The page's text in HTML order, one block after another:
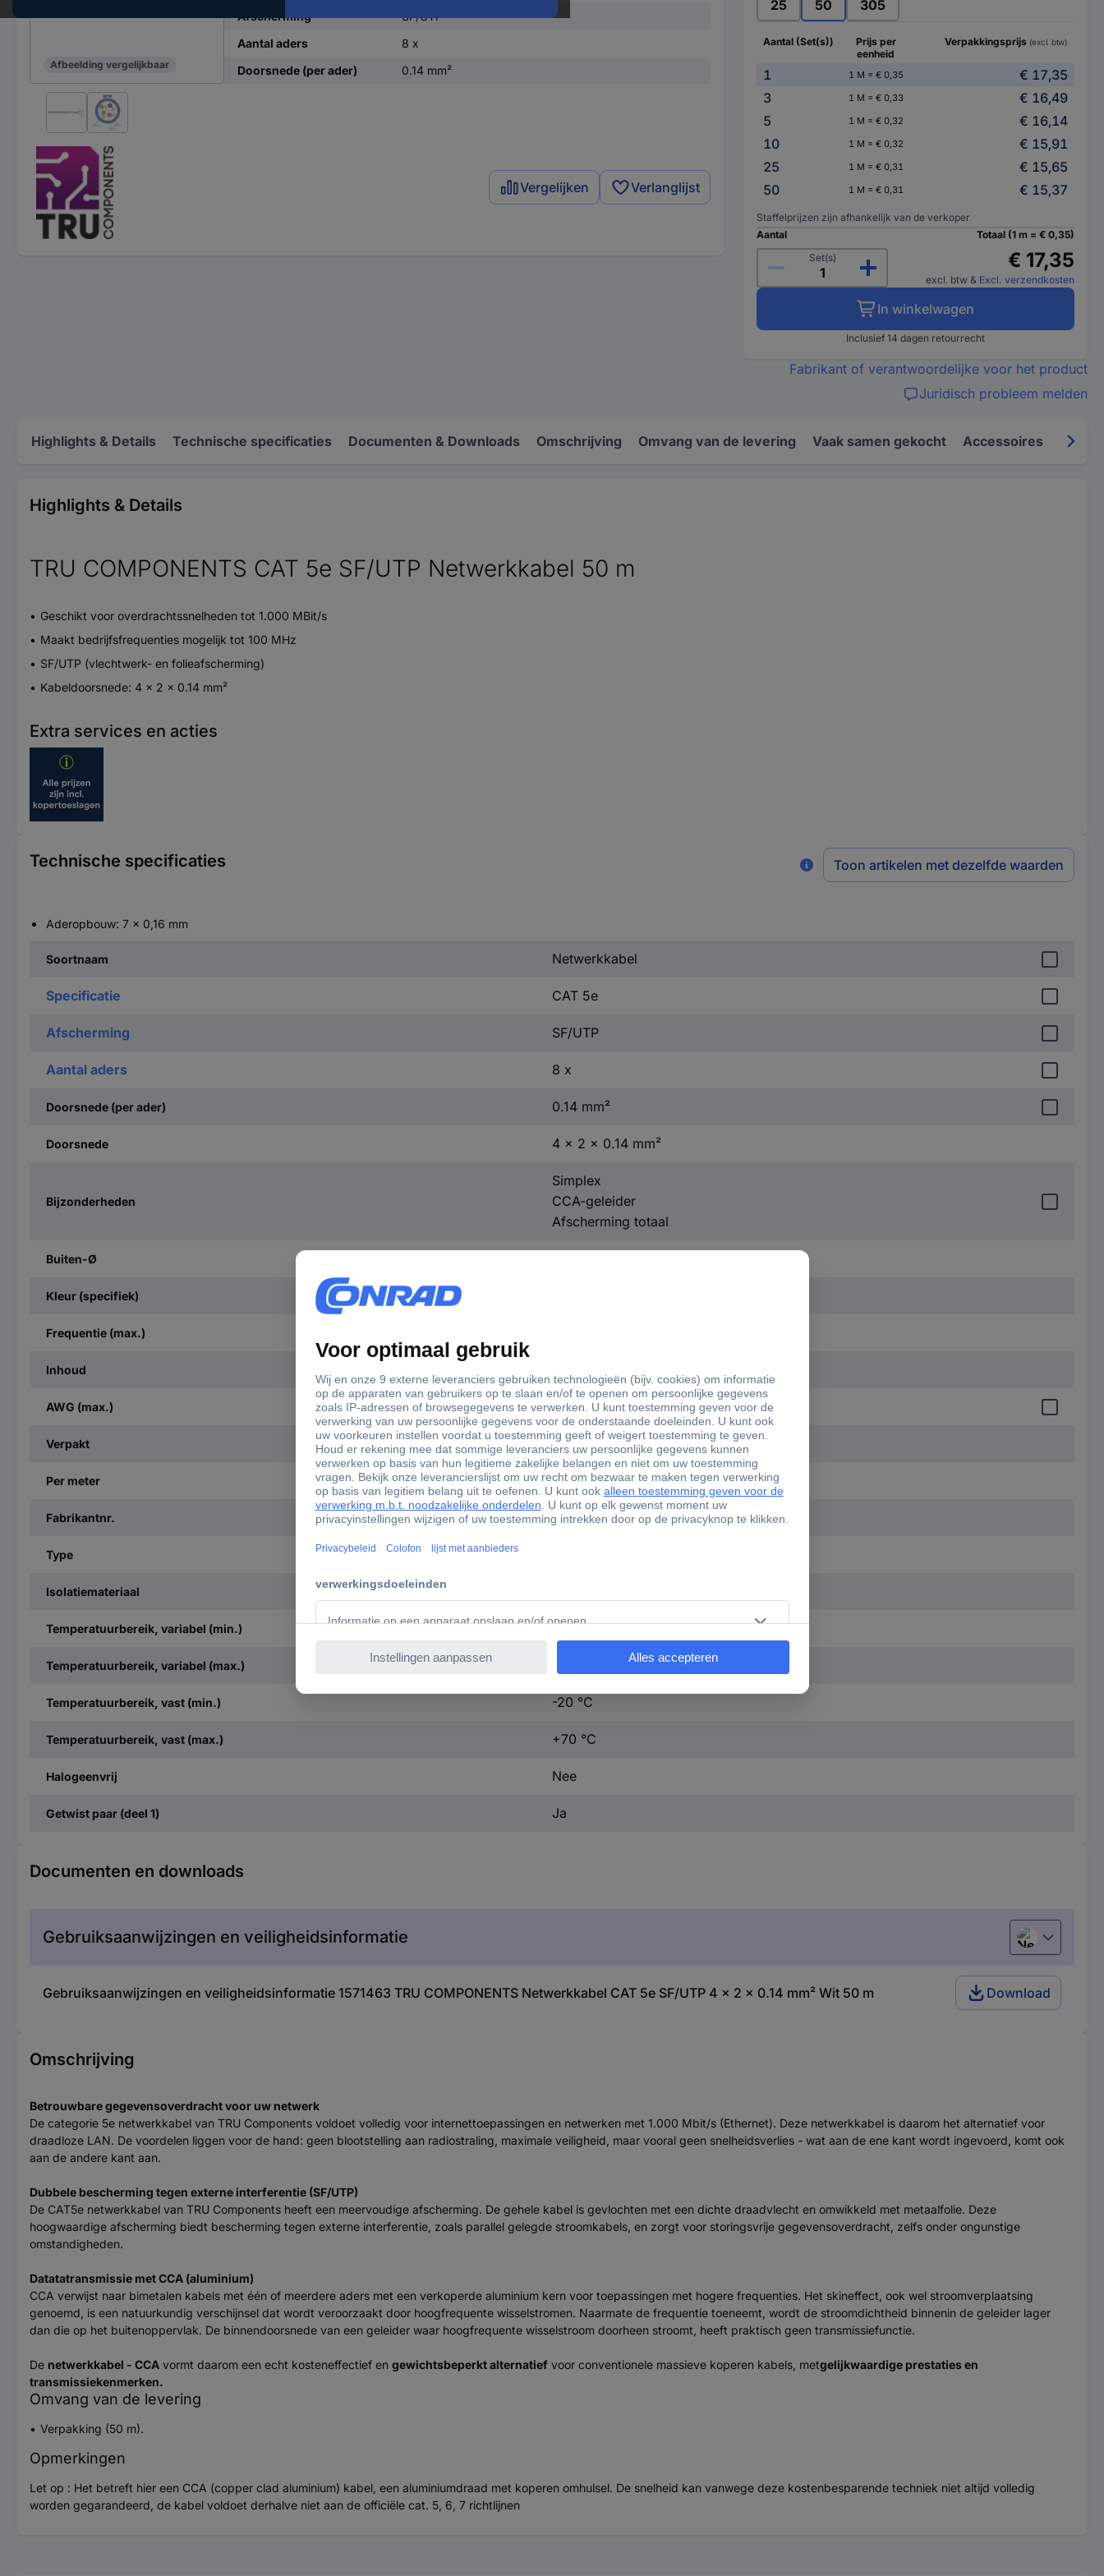
Afbeelding vergelijkbaar
Afscherming
SF/UTP
Aantal aders
8 x
Doorsnede (per ader)
0.14 mm²
Vergelijken Verlanglijst
25 50 305
Aantal (Set(s))
Prijs per
eenheid
Verpakkingsprijs (excl. btw)
1 1 M = € 0,35
€ 17,35
3
1 M = € 0,33
€ 16,49
5
1 M = € 0,32
€ 16,14
10
1 M = € 0,32
€ 15,91
25
1 M = € 0,31
€ 15,65
50
1 M = € 0,31 € 15,37
Staffelprijzen zijn afhankelijk van de verkoper
Aantal
Set(s)
Totaal (1 m = € 0,35)
€ 17,35
excl. btw & Excl. verzendkosten
In winkelwagen
Inclusief 14 dagen retourrecht
Fabrikant of verantwoordelijke voor het product
Juridisch probleem melden
Highlights & Details Technische specificaties Documenten & Downloads Omschrijving Omvang van de levering Vaak samen gekocht Accessoires
Highlights & Details
TRU COMPONENTS CAT 5e SF/UTP Netwerkkabel 50 m
Geschikt voor overdrachtssnelheden tot 1.000 MBit/s
Maakt bedrijfsfrequenties mogelijk tot 100 MHz
SF/UTP (vlechtwerk- en folieafscherming)
Kabeldoorsnede: 4 x 2 x 0.14 mm²
Extra services en acties
Technische specificaties Toon artikelen met dezelfde waarden
Aderopbouw: 7 x 0,16 mm
Soortnaam Netwerkkabel
Specificatie CAT 5e
Afscherming SF/UTP
Aantal aders 8 x
Doorsnede (per ader) 0.14 mm²
Doorsnede 4 x 2 x 0.14 mm²
Bijzonderheden
Simplex
CCA-geleider
Afscherming totaal
Buiten-Ø
Kleur (specifiek)
Frequentie (max.)
Inhoud
AWG (max.) 26
Verpakt Ja
Per meter Nee
Fabrikantnr. 1571463
Type
Isolatiemateriaal
Temperatuurbereik, variabel (min.) -20 °C
Temperatuurbereik, variabel (max.)
Temperatuurbereik, vast (min.) -20 °C
Temperatuurbereik, vast (max.) +70 °C
Halogeenvrij Nee
Getwist paar (deel 1) Ja
Documenten en downloads
Gebruiksaanwijzingen en veiligheidsinformatie Nederlands
Gebruiksaanwijzingen en veiligheidsinformatie 1571463 TRU COMPONENTS Netwerkkabel CAT 5e SF/UTP 4 x 2 x 0.14 mm² Wit 50 m Download
Omschrijving
Betrouwbare gegevensoverdracht voor uw netwerk
De categorie 5e netwerkkabel van TRU Components voldoet volledig voor internettoepassingen en netwerken met 1.000 Mbit/s (Ethernet). Deze netwerkkabel is daarom het alternatief voor
draadloze LAN. De voordelen liggen voor de hand: geen blootstelling aan radiostraling, maximale veiligheid, maar vooral geen snelheidsverlies - wat aan de ene kant wordt ingevoerd, komt ook
aan de andere kant aan.
Dubbele bescherming tegen externe interferentie (SF/UTP)
De CAT5e netwerkkabel van TRU Components heeft een meervoudige afscherming. De gehele kabel is gevlochten met een dichte draadvlecht en omwikkeld met metaalfolie. Deze
hoogwaardige afscherming biedt bescherming tegen externe interferentie, zoals parallel gelegde stroomkabels, en zorgt voor storingsvrije gegevensoverdracht, zelfs onder ongunstige
omstandigheden.
Datatatransmissie met CCA (aluminium)
CCA verwijst naar bimetalen kabels met één of meerdere aders met een verkoperde aluminium kern voor toepassingen met hogere frequenties. Het skineffect, ook wel stroomverplaatsing
genoemd, is een natuurkundig verschijnsel dat wordt veroorzaakt door hoogfrequente wisselstromen. Naarmate de frequentie toeneemt, wordt de stroomdichtheid binnenin de geleider lager
dan die op het buitenoppervlak. De binnendoorsnede van een geleider waar hoogfrequente wisselstroom doorheen stroomt, heeft praktisch geen transmissiefunctie.
De netwerkkabel - CCA vormt daarom een echt kosteneffectief en gewichtsbeperkt alternatief voor conventionele massieve koperen kabels, metgelijkwaardige prestaties en
transmissiekenmerken.
Omvang van de levering
Verpakking (50 m).
Opmerkingen
Let op : Het betreft hier een CCA (copper clad aluminium) kabel, een aluminiumdraad met koperen omhulsel. De snelheid kan vanwege deze kostenbesparende techniek niet altijd volledig
worden gegarandeerd, de kabel voldoet derhalve niet aan de officiële cat. 5, 6, 7 richtlijnen